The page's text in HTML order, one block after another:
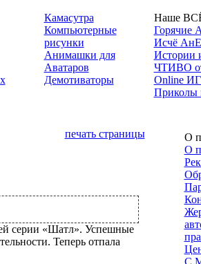
Камасутра
Компьютерные
рисунки
Анимашки для
Аватаров
Демотиваторы
Наше
Горячие
Исчё
Истории
ЧТИВО
Online
Приколы
печать страницы
серии «Шатл». Успешные
Теперь отпала
О
О